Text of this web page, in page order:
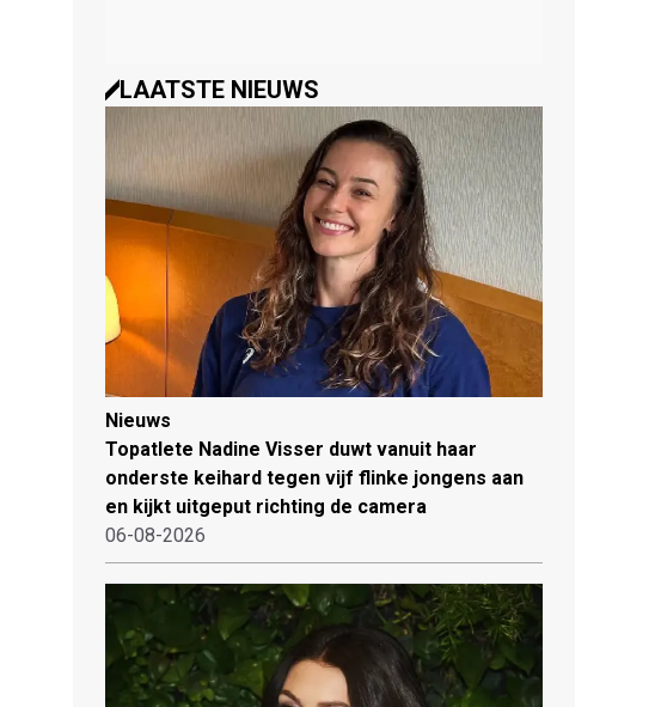
LAATSTE NIEUWS
Nieuws
Topatlete Nadine Visser duwt vanuit haar
onderste keihard tegen vijf flinke jongens aan
en kijkt uitgeput richting de camera
06-08-2026